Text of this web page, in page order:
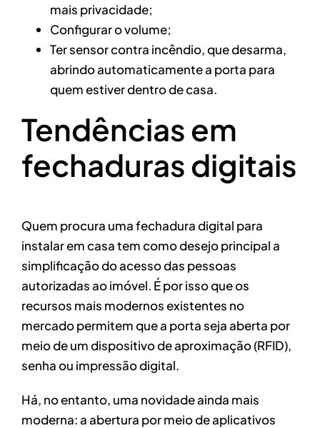
mais privacidade;
Configurar o volume;
Ter sensor contra incêndio, que desarma,
abrindo automaticamente a porta para
quem estiver dentro de casa.
Tendências em
fechaduras digitais
Quem procura uma fechadura digital para
instalar em casa tem como desejo principal a
simplificação do acesso das pessoas
autorizadas ao imóvel. É por isso que os
recursos mais modernos existentes no
mercado permitem que a porta seja aberta por
meio de um dispositivo de aproximação (RFID),
senha ou impressão digital.
Há, no entanto, uma novidade ainda mais
moderna: a abertura por meio de aplicativos